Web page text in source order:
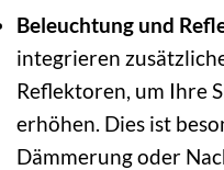
Beleuchtung und
integrieren
Reflektoren, um Ihre
erhöhen. Dies ist
Dämmerung oder